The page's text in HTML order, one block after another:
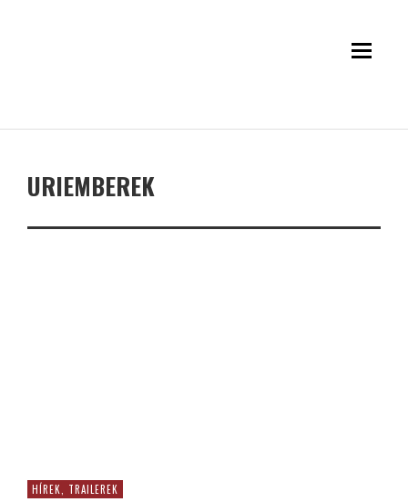
URIEMBEREK
HÍREK, TRAILEREK